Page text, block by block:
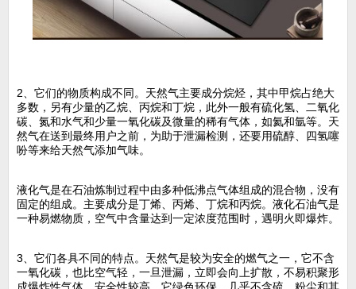
2、它们的物质构成不同。天然气主要成分烷烃，其中甲烷占绝大
多数，另有少量的乙烷、丙烷和丁烷，此外一般有硫化氢、二氧化
碳、氮和水气和少量一氧化碳及微量的稀有气体，如氦和氩等。天
然气在送到最终用户之前，为助于泄漏检测，还要用硫醇、四氢噻
吩等来给天然气添加气味。
液化气是在石油炼制过程中由多种低沸点气体组成的混合物，没有
固定的组成。主要成分是丁烯、丙烯、丁烷和丙烷。液化石油气是
一种易燃物质，空气中含量达到一定浓度范围时，遇明火即爆炸。
3、它们各具不同的特点。天然气是较为安全的燃气之一，它不含
一氧化碳，也比空气轻，一旦泄漏，立即会向上扩散，不易积聚形